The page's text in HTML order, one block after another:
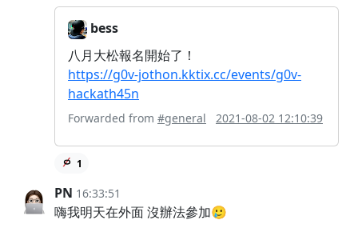
bess
八月大松報名開始了！
https://g0v-jothon.kktix.cc/events/g0v-
hackath45n
Forwarded from #general 2021-08-02 12:10:39
1
PN 16:33:51
嗨我明天在外面 沒辦法參加🥲